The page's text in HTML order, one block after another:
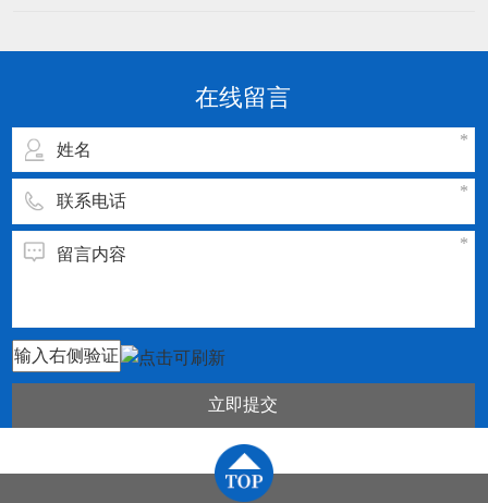
2.刀片或刀具几何参数和切削参数的规范化、典
工件的材料相匹配在线留言
立即提交